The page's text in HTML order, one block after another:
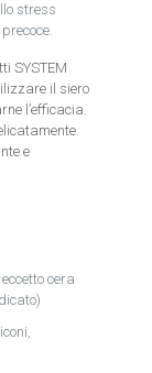
stress
SYSTEM
il siero
l’efficacia.
e
cera